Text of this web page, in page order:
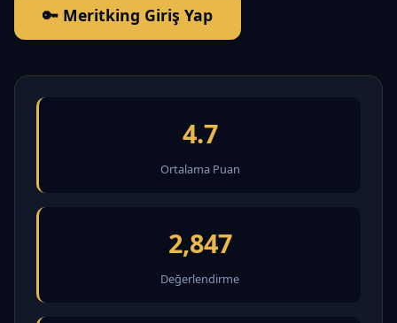
🔑 Meritking Giriş Yap
4.7
Ortalama Puan
2,847
Değerlendirme